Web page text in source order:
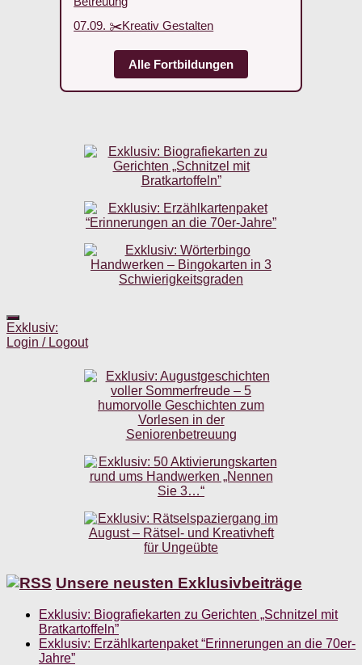
07.09. ✂️Kreativ Gestalten
Alle Fortbildungen
Exklusiv:
Login / Logout
Unsere neusten Exklusivbeiträge
Exklusiv: Biografiekarten zu Gerichten „Schnitzel mit
Bratkartoffeln”
Exklusiv: Erzählkartenpaket “Erinnerungen an die 70er-
Jahre”